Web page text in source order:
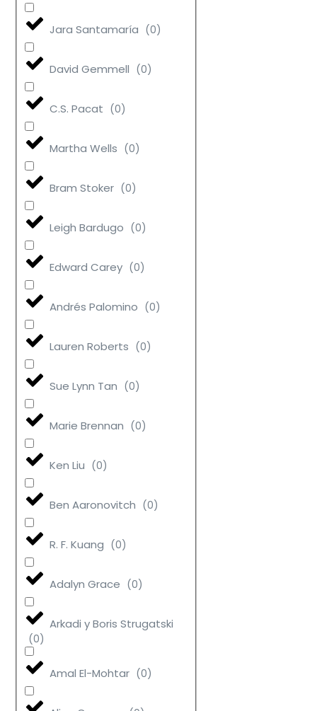
Jara Santamaría (0)
David Gemmell (0)
C.S. Pacat (0)
Martha Wells (0)
Bram Stoker (0)
Leigh Bardugo (0)
Edward Carey (0)
Andrés Palomino (0)
Lauren Roberts (0)
Sue Lynn Tan (0)
Marie Brennan (0)
Ken Liu (0)
Ben Aaronovitch (0)
R. F. Kuang (0)
Adalyn Grace (0)
Arkadi y Boris Strugatski
(0)
Amal El-Mohtar (0)